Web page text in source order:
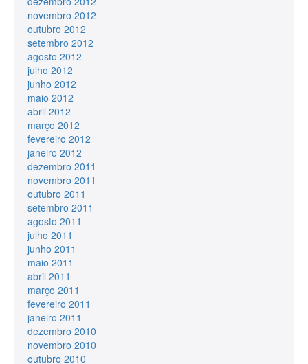
novembro 2012
outubro 2012
setembro 2012
agosto 2012
julho 2012
junho 2012
maio 2012
abril 2012
março 2012
fevereiro 2012
janeiro 2012
dezembro 2011
novembro 2011
outubro 2011
setembro 2011
agosto 2011
julho 2011
junho 2011
maio 2011
abril 2011
março 2011
fevereiro 2011
janeiro 2011
dezembro 2010
novembro 2010
outubro 2010